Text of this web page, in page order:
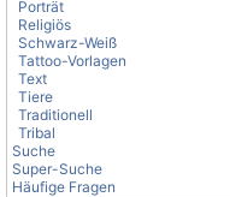
Porträt
Religiös
Schwarz-Weiß
Tattoo-Vorlagen
Text
Tiere
Traditionell
Tribal
Suche
Super-Suche
Häufige Fragen